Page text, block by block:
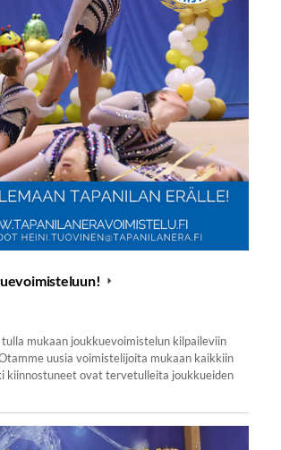
mukaan joukkuevoimistelun kilpaileviin
uusia voimistelijoita mukaan kaikkiin
kiinnostuneet ovat tervetulleita joukkueiden